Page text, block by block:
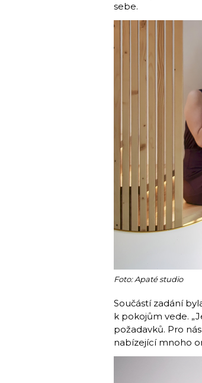
sebe.
Foto: Apaté studio
Součástí zadání
k pokojům vede.
požadavků. Pro
nabízející mnoho